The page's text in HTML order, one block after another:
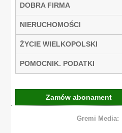
DOBRA FIRMA
NIERUCHOMOŚCI
ŻYCIE WIELKOPOLSKI
POMOCNIK. PODATKI
Zamów abonament
Gremi Media: